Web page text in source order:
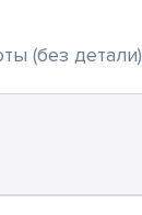
(без детали)